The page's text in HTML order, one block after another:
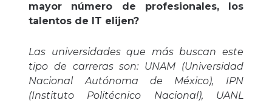
mayor número de profesionales, los
talentos de IT elijen?
Las universidades que más buscan este
tipo de carreras son: UNAM (Universidad
Nacional Autónoma de México), IPN
(Instituto Politécnico Nacional), UANL